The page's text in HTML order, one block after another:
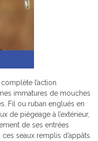
l’action
immatures de mouches
Fil ou ruban englués en
de piégeage à l’extérieur,
de ses entrées
seaux remplis d’appâts